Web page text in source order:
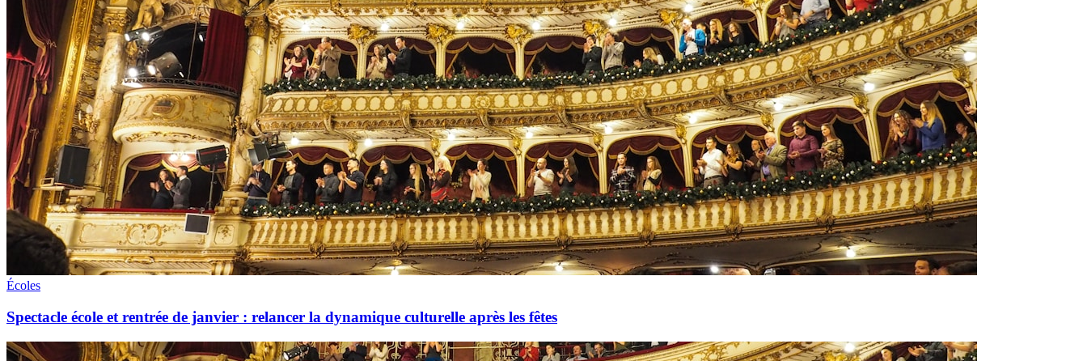
Écoles
Spectacle école et rentrée de janvier : relancer la dynamique culturelle après les fêtes